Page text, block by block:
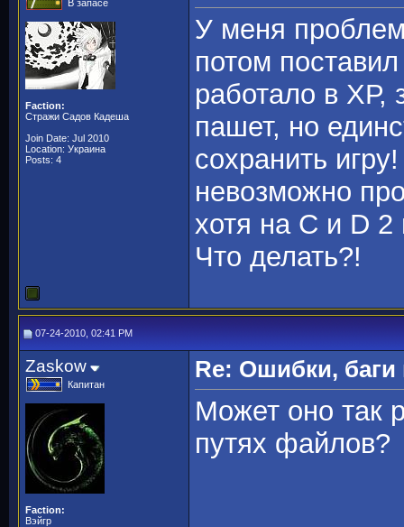
В запасе
Faction:
Стражи Садов Кадеша
Join Date: Jul 2010
Location: Украина
Posts: 4
У меня
потом
работало в ХР,
пашет, но
сохранить
невозможно
хотя на С и D 2
Что делать?!
07-24-2010, 02:41 PM
Zaskow
Капитан
Faction:
Вэйгр
Re: Ошибки, баги
Может оно так
путях файлов?